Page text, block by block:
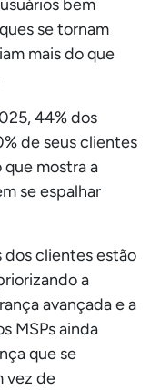
bem
se tornam
mais do que
44% dos
de seus clientes
mostra a
se espalhar
dos clientes estão
a
avançada e a
MSPs ainda
que se
vez de